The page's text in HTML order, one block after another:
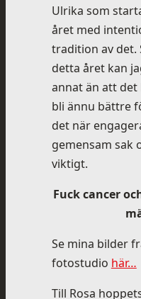
Ulrika som
året med
tradition av det.
detta året kan
annat än att det
bli ännu bättre
det när
gemensam sak
viktigt.
Fuck cancer
Se mina bilder
fotostudio här…
Till Rosa